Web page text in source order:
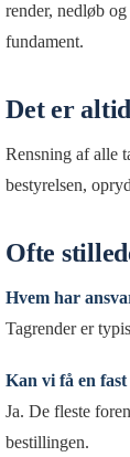
render, nedløb
fundament.
Det er
Rensning af alle
bestyrelsen,
Ofte
Hvem har
Tagrender er
Kan vi få en fast
Ja. De fleste
bestillingen.